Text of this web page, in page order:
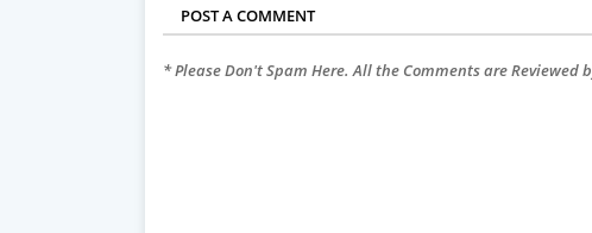
POST A COMMENT
* Please Don't Spam Here. All the Comments are Reviewed